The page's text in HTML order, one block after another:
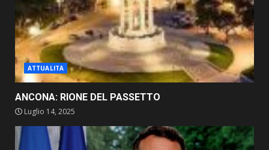
ATTUALITA
ANCONA: RIONE DEL PASSETTO
Luglio 14, 2025